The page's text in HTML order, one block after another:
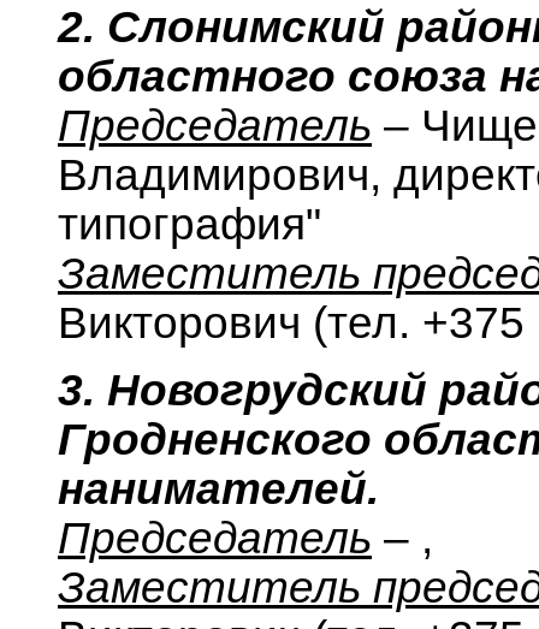
2. Слонимский
областного союза
Председатель –
Владимирович,
типография"
Заместитель
Викторович (тел.
3. Новогрудский
Гродненского
нанимателей.
Председатель – ,
Заместитель